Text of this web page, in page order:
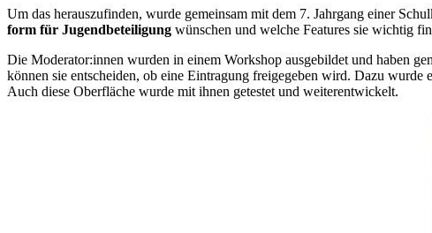
Um das her­aus­zu­fin­den, wur­de ge­mein­sam mit dem 7. Jahr­gang ei­ner
form für Ju­gend­be­tei­li­gung wün­schen und wel­che Fea­tures sie wich­tig
Die Mo­de­ra­tor:in­nen wur­den in ei­nem Work­shop aus­ge­bil­det und ha­ben
kön­nen sie ent­schei­den, ob eine Ein­tra­gung frei­ge­ge­ben wird. Dazu
Auch die­se Ober­flä­che wur­de mit ih­nen ge­tes­tet und wei­ter­ent­wi­ckelt.